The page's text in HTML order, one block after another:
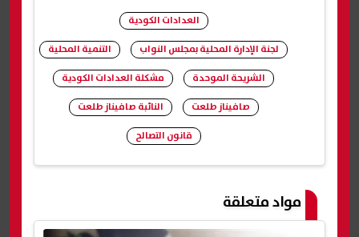
العدادات الكودية
لجنة الإدارة المحلية بمجلس النواب
التنمية المحلية
الشريحة الموحدة
مشكلة العدادات الكودية
صافيناز طلعت
النائبة صافيناز طلعت
قانون التصالح
مواد متعلقة